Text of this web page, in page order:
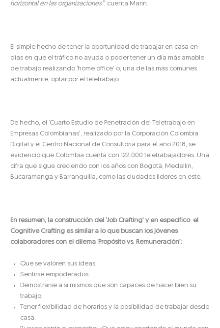
horizontal en las organizaciones”, cuenta Marín.
El simple hecho de tener la oportunidad de trabajar en casa en
días en que el tráfico no ayuda o poder tener un día más amable
de trabajo realizando ‘home office’ o, una de las más comunes
actualmente, optar por el teletrabajo.
De hecho, el ‘Cuarto Estudio de Penetración del Teletrabajo en
Empresas Colombianas’, realizado por la Corporación Colombia
Digital y el Centro Nacional de Consultoría para el año 2018, se
evidenció que Colombia cuenta con 122.000 teletrabajadores. Una
cifra que sigue creciendo con los años con Bogotá, Medellín,
Bucaramanga y Barranquilla, como las ciudades lìderes en este.
En resumen, la construcción del ‘Job Crafting’ y en específico el
Cognitive Crafting es similar a lo que buscan los jóvenes
colaboradores con el dilema ‘Propósito vs. Remuneración’:
Que se valoren sus ideas.
Sentirse empoderados.
Demostrarse a sí mismos que son capaces de hacer bien su
trabajo.
Tener flexibilidad de horarios y la posibilidad de trabajar desde
casa.